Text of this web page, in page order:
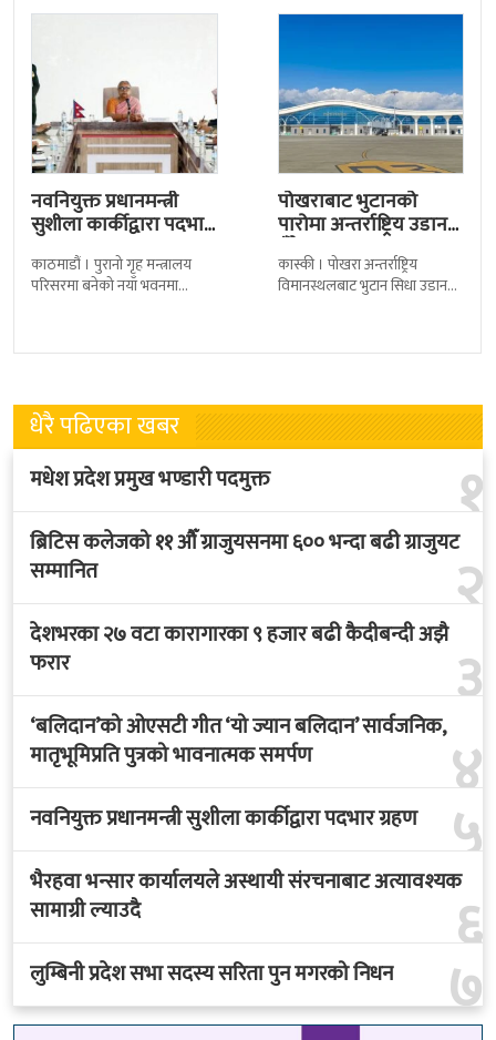
नवनियुक्त प्रधानमन्त्री
सुशीला कार्कीद्वारा पदभार
काठमाडौं । पुरानो गृह मन्त्रालय
परिसरमा बनेको नयाँ भवनमा
नवनियुक्त
पोखराबाट भुटानको
पारोमा अन्तर्राष्ट्रिय उडान
हुँदै
कास्की । पोखरा अन्तर्राष्ट्रिय
विमानस्थलबाट भुटान सिधा उडान
लागेको हो
धेरै पढिएका खबर
१
मधेश प्रदेश प्रमुख भण्डारी पदमुक्त
२
ब्रिटिस कलेजको ११ औँ ग्राजुयसनमा ६०० भन्दा बढी ग्राजुयट
सम्मानित
३
देशभरका २७ वटा कारागारका ९ हजार बढी कैदीबन्दी अझै
फरार
४
‘बलिदान’को ओएसटी गीत ‘यो ज्यान बलिदान’ सार्वजनिक,
मातृभूमिप्रति पुत्रको भावनात्मक समर्पण
५
नवनियुक्त प्रधानमन्त्री सुशीला कार्कीद्वारा पदभार ग्रहण
६
भैरहवा भन्सार कार्यालयले अस्थायी संरचनाबाट अत्यावश्यक
सामाग्री ल्याउदै
७
लुम्बिनी प्रदेश सभा सदस्य सरिता पुन मगरको निधन